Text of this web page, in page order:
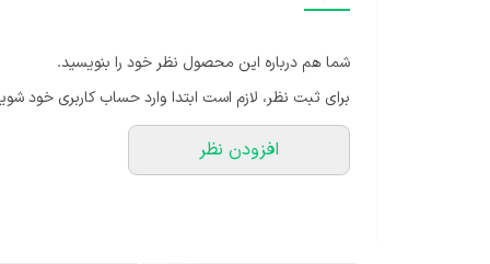
یکسال گارانتی
شما هم درباره این محصول نظر خود را بنویسید.
برای ثبت نظر، لازم است ابتدا وارد حساب کاربری خود
افزودن نظر